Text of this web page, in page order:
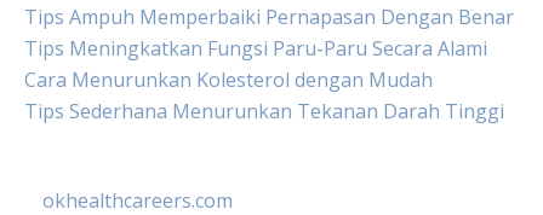
Tips Ampuh Memperbaiki Pernapasan Dengan Benar
Tips Meningkatkan Fungsi Paru-Paru Secara Alami
Cara Menurunkan Kolesterol dengan Mudah
Tips Sederhana Menurunkan Tekanan Darah Tinggi
okhealthcareers.com